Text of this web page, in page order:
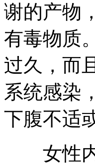
谢的产物
有毒物质
过久，而
系统感染
下腹不适
女性内